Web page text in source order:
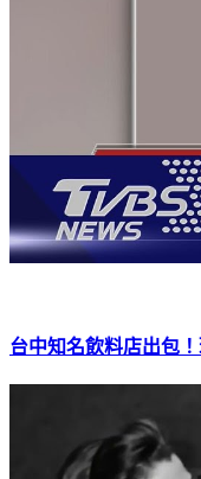
台中知名飲料店出包